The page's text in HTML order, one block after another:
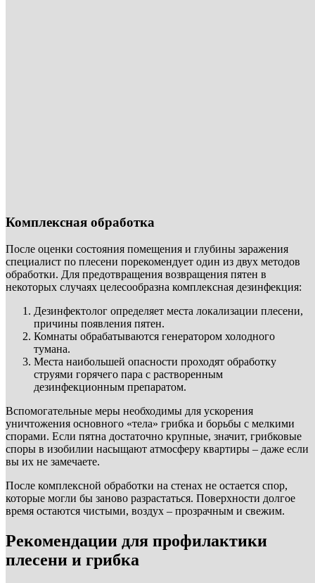
Комплексная обработка
После оценки состояния помещения и глубины заражения
специалист по плесени порекомендует один из двух методов
обработки. Для предотвращения возвращения пятен в
некоторых случаях целесообразна комплексная дезинфекция:
Дезинфектолог определяет места локализации плесени,
причины появления пятен.
Комнаты обрабатываются генератором холодного
тумана.
Места наибольшей опасности проходят обработку
струями горячего пара с растворенным
дезинфекционным препаратом.
Вспомогательные меры необходимы для ускорения
уничтожения основного «тела» грибка и борьбы с мелкими
спорами. Если пятна достаточно крупные, значит, грибковые
споры в изобилии насыщают атмосферу квартиры – даже если
вы их не замечаете.
После комплексной обработки на стенах не остается спор,
которые могли бы заново разрастаться. Поверхности долгое
время остаются чистыми, воздух – прозрачным и свежим.
Рекомендации для профилактики
плесени и грибка